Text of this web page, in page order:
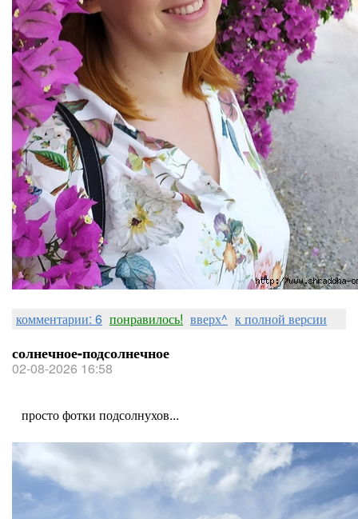
комментарии: 6 понравилось! вверх^ к полной версии
солнечное-подсолнечное
02-08-2026 16:58
просто фотки подсолнухов...